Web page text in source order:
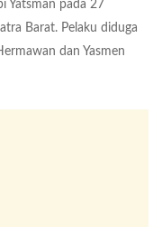
Yatsman pada 27
Barat. Pelaku diduga
dan Yasmen